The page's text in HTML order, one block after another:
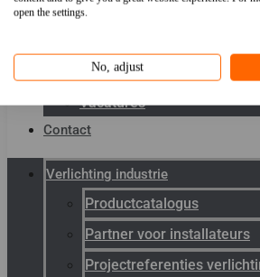
open the settings.
No, adjust
Toepassingen
Werken bij Gunneman
Vacatures
Contact
Verlichting industrie
Productcatalogus
Partner voor installateurs
Projectreferenties